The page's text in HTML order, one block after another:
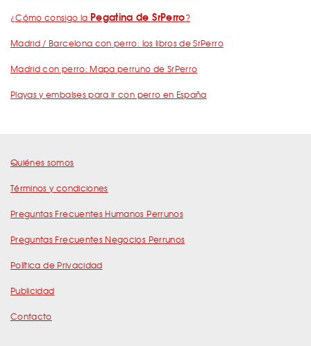
¿Cómo consigo la Pegatina de SrPerro?
Madrid / Barcelona con perro: los libros de SrPerro
Madrid con perro: Mapa perruno de SrPerro
Playas y embalses para ir con perro en España
Quiénes somos
Términos y condiciones
Preguntas Frecuentes Humanos Perrunos
Preguntas Frecuentes Negocios Perrunos
Política de Privacidad
Publicidad
Contacto